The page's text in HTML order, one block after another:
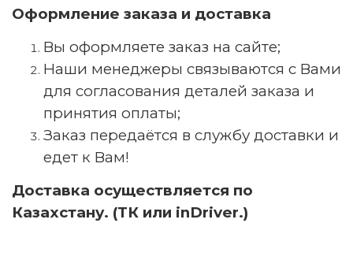
Оформление заказа и доставка
Вы оформляете заказ на сайте;
Наши менеджеры связываются с Вами
для согласования деталей заказа и
принятия оплаты;
Заказ передаётся в службу доставки и
едет к Вам!
Доставка осуществляется по
Казахстану. (ТК или inDriver.)